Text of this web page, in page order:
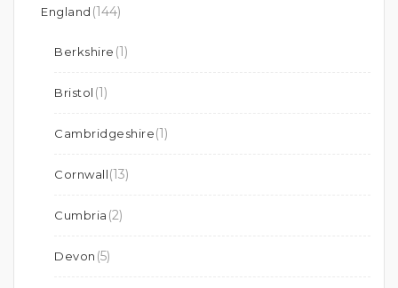
England (144)
Berkshire (1)
Bristol (1)
Cambridgeshire(1)
Cornwall(13)
Cumbria (2)
Devon (5)